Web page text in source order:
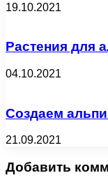
19.10.2021
Растения для
04.10.2021
Создаем
21.09.2021
Добавить